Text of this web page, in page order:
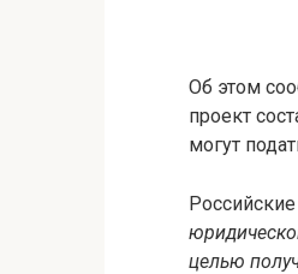
Об этом
проект
могут
целью